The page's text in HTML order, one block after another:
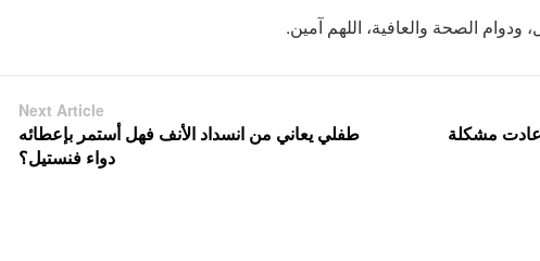
ودوام الصحة والعافية، اللهم آمين.
عادت مشكلة
Next Article
طفلي يعاني من انسداد الأنف فهل أستمر بإعطائه
دواء فنستيل؟